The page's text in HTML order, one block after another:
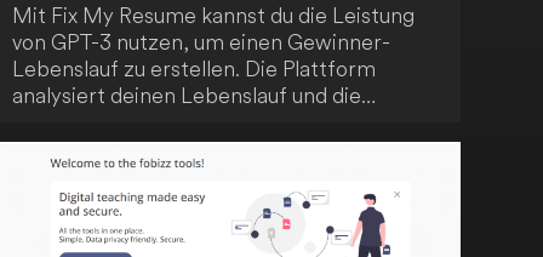
Mit Fix My Resume kannst du die Leistung
von GPT-3 nutzen, um einen Gewinner-
Lebenslauf zu erstellen. Die Plattform
analysiert deinen Lebenslauf und die
personalisierte Tipps, um deine
Erfolgsaussichten zu verbessern. Verbessere
deine Job-Suche und erreiche heute deinen
Traumjob!